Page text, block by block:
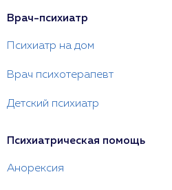
Врач-психиатр
Психиатр на дом
Врач психотерапевт
Детский психиатр
Психиатрическая помощь
Анорексия